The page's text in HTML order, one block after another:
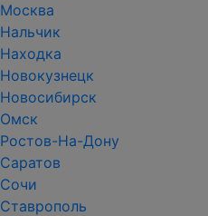
Москва
Нальчик
Находка
Новокузнецк
Новосибирск
Омск
Ростов-На-Дону
Саратов
Сочи
Ставрополь